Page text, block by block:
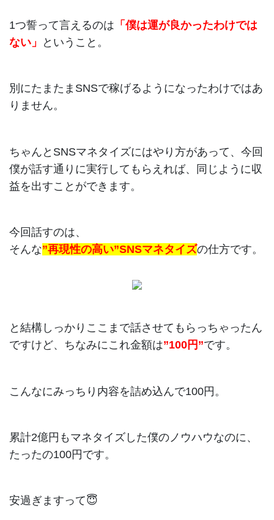
1つ誓って言えるのは 「僕は運が良かったわけでは
ない」
ということ。
別にたまたまSNSで稼げるようになったわけではあ
りません。
ちゃんとSNSマネタイズにはやり方があって、今回
僕が話す通りに実行してもらえれば、同じように収
益を出すことができます。
今回話すのは、
そんな”再現性の高い”SNSマネタイズの仕方です。
と結構しっかりここまで話させてもらっちゃったん
ですけど、ちなみにこれ金額は”100円”です。
こんなにみっちり内容を詰め込んで100円。
累計2億円もマネタイズした僕のノウハウなのに、
たったの100円です。
安過ぎますって😇